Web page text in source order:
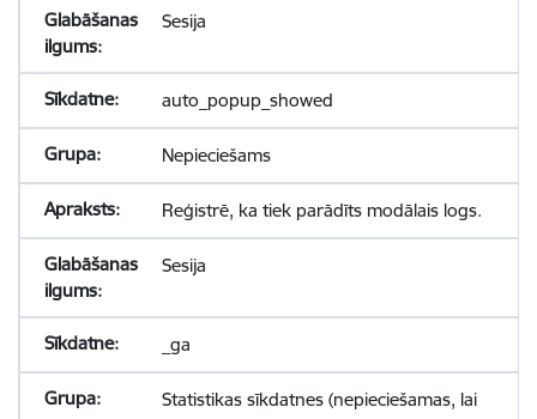
Sesija
auto_popup_showed
Nepieciešams
Reģistrē, ka tiek parādīts modālais logs.
Sesija
_ga
Statistikas sīkdatnes (nepieciešamas, lai